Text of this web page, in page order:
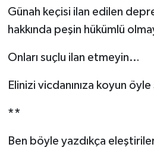
Günah keçisi ilan edilen
hakkında peşin hükümlü
Onları suçlu ilan etmeyin…
Elinizi vicdanınıza koyun
**
Ben böyle yazdıkça
OTOMOTİV
TEKNOLOJİ